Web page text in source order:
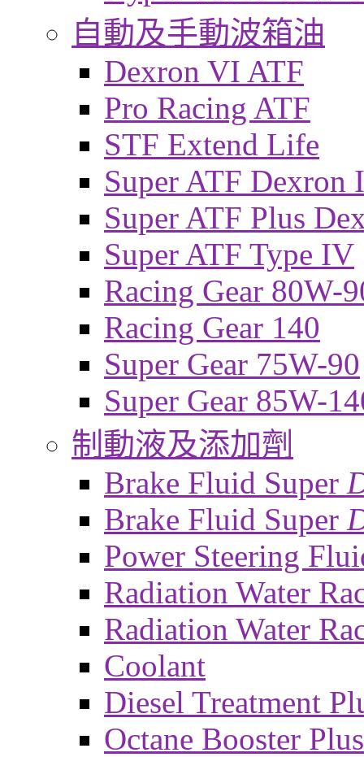
自動及手動波箱油
Dexron VI ATF
Pro Racing ATF
STF Extend Life
Super ATF Dexron
Super ATF Plus
Super ATF Type IV
Racing Gear 80W-
Racing Gear 140
Super Gear 75W-90
Super Gear 85W-
制動液及添加劑
Brake Fluid Super
Brake Fluid Super
Power Steering
Radiation Water
Radiation Water
Coolant
Diesel Treatment
Octane Booster Plus